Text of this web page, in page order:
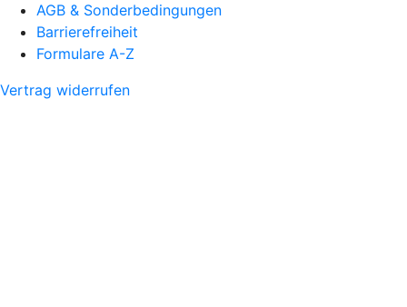
AGB & Sonderbedingungen
Barrierefreiheit
Formulare A-Z
Vertrag widerrufen